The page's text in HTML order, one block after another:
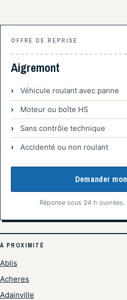
OFFRE DE REPRISE
Aigremont
Véhicule roulant avec panne
Moteur ou boîte HS
Sans contrôle technique
Accidenté ou non roulant
Demander
Réponse sous 24 h ouvrées.
À PROXIMITÉ
Ablis
Acheres
Adainville